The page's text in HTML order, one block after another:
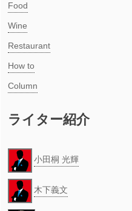
Food
Wine
Restaurant
How to
Column
ライター紹介
小田桐 光輝
木下義文